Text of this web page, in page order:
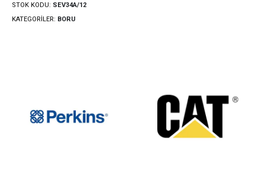
STOK KODU: SEV34A/12
KATEGORILER: BORU